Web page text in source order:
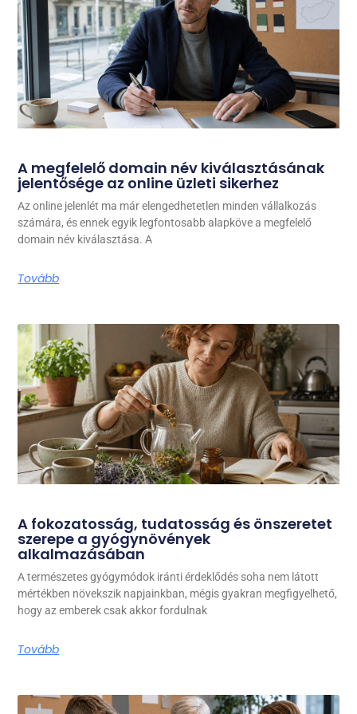
A megfelelő domain név kiválasztásának
jelentősége az online üzleti sikerhez
Az online jelenlét ma már elengedhetetlen minden vállalkozás
számára, és ennek egyik legfontosabb alapköve a megfelelő
domain név kiválasztása. A
Tovább
A fokozatosság, tudatosság és önszeretet
szerepe a gyógynövények
alkalmazásában
A természetes gyógymódok iránti érdeklődés soha nem látott
mértékben növekszik napjainkban, mégis gyakran megfigyelhető,
hogy az emberek csak akkor fordulnak
Tovább